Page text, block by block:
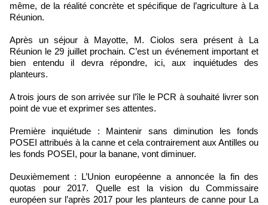
même, de la réalité concrète et spécifique de l’agriculture à La
Réunion.
Après un séjour à Mayotte, M. Ciolos sera présent à La
Réunion le 29 juillet prochain. C’est un événement important et
bien entendu il devra répondre, ici, aux inquiétudes des
planteurs.
A trois jours de son arrivée sur l’île le PCR à souhaité livrer son
point de vue et exprimer ses attentes.
Première inquiétude : Maintenir sans diminution les fonds
POSEI attribués à la canne et cela contrairement aux Antilles ou
les fonds POSEI, pour la banane, vont diminuer.
Deuxièmement : L’Union européenne a annoncée la fin des
quotas pour 2017. Quelle est la vision du Commissaire
européen sur l’après 2017 pour les planteurs de canne pour La